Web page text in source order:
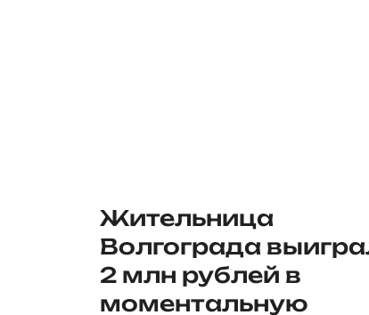
Жительница
Волгограда
2 млн рублей в
моментальную